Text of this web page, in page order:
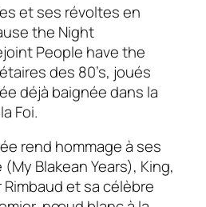
et ses révoltes en
the Night
People have the
des 80’s, joués
déjà baignée dans la
Foi.
rend hommage à ses
(My Blakean Years), King,
et sa célèbre